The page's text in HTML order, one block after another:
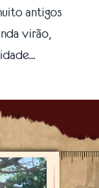
antigos
virão,